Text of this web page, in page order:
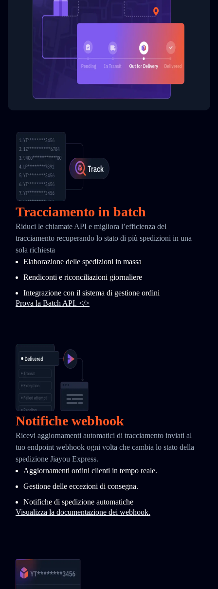
Tracciamento in batch
Riduci le chiamate API e migliora l’efficienza del
tracciamento recuperando lo stato di più spedizioni in una
sola richiesta
Elaborazione delle spedizioni in massa
Rendiconti e riconciliazioni giornaliere
Integrazione con il sistema di gestione ordini
Prova la Batch API. </>
Notifiche webhook
Ricevi aggiornamenti automatici di tracciamento inviati al
tuo endpoint webhook ogni volta che cambia lo stato della
spedizione Jiayou Express.
Aggiornamenti ordini clienti in tempo reale.
Gestione delle eccezioni di consegna.
Notifiche di spedizione automatiche
Visualizza la documentazione dei webhook.